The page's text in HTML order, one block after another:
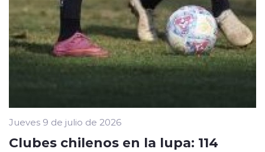
Jueves 9 de julio de 2026
Clubes chilenos en la lupa: 114